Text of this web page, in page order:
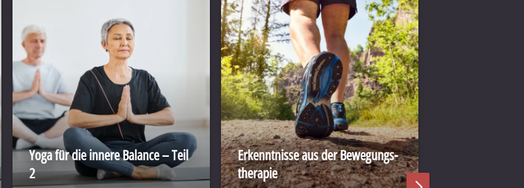
Yoga für die innere Balance – Teil
2
Erkenntnisse aus der Bewegungs­
therapie